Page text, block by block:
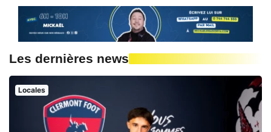
Les dernières news
Locales